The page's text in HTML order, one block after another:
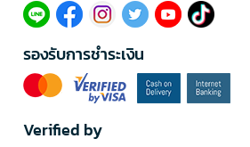
รองรับการชำระเงิน
Verified by